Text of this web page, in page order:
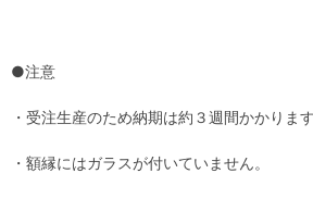
●注意
・受注生産のため納期は約３週間かかります
・額縁にはガラスが付いていません。